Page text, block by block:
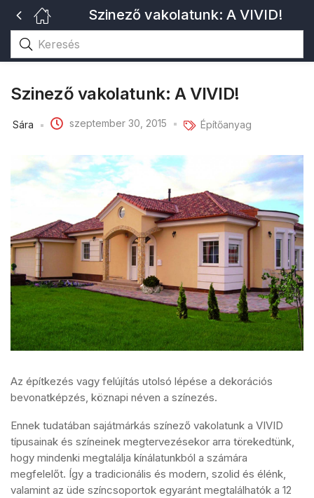
Szinező vakolatunk: A VIVID!
Szinező vakolatunk: A VIVID!
Sára szeptember 30, 2015 Építőanyag
Az építkezés vagy felújítás utolsó lépése a dekorációs
bevonatképzés, köznapi néven a színezés.
Ennek tudatában sajátmárkás színező vakolatunk a VIVID
típusainak és színeinek megtervezésekor arra törekedtünk,
hogy mindenki megtalálja kínálatunkból a számára
megfelelőt. Így a tradicionális és modern, szolid és élénk,
valamint az üde színcsoportok egyaránt megtalálhatók a 12